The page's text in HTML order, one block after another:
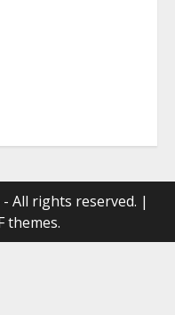
All rights reserved. |
themes.